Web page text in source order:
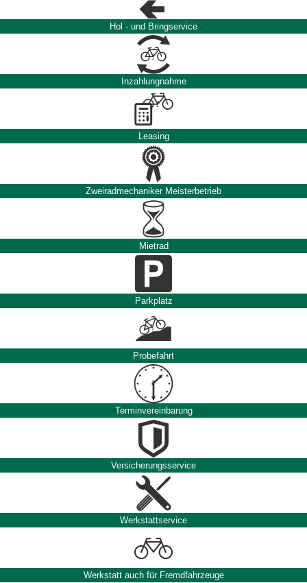
Hol - und Bringservice
Inzahlungnahme
Leasing
Zweiradmechaniker Meisterbetrieb
Mietrad
Parkplatz
Probefahrt
Terminvereinbarung
Versicherungsservice
Werkstattservice
Werkstatt auch für Fremdfahrzeuge